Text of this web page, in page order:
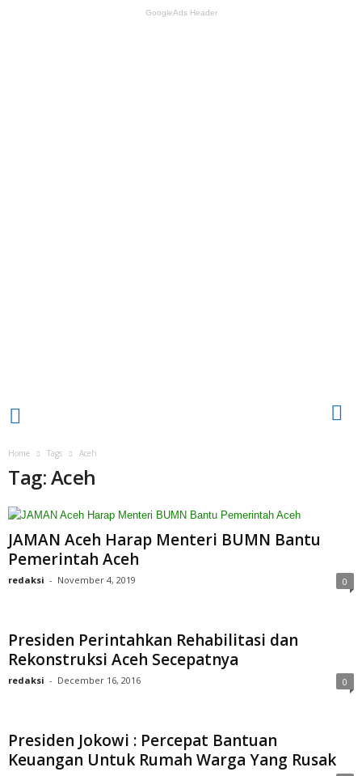
GoogleAds Header
Home Tags Aceh
Tag: Aceh
JAMAN Aceh Harap Menteri BUMN Bantu
Pemerintah Aceh
redaksi - November 4, 2019 0
Presiden Perintahkan Rehabilitasi dan
Rekonstruksi Aceh Secepatnya
redaksi - December 16, 2016 0
Presiden Jokowi : Percepat Bantuan
Keuangan Untuk Rumah Warga Yang Rusak